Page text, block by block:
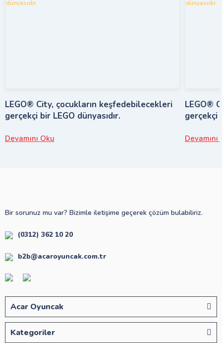
LEGO® City, çocukların keşfedebilecekleri
gerçekçi bir LEGO dünyasıdır.
Devamını Oku
LEGO®
gerçekçi
Devamını
Bir sorunuz mu var? Bizimle iletişime geçerek çözüm bulabiliriz.
(0312) 362 10 20
b2b@acaroyuncak.com.tr
Acar Oyuncak
Kategoriler